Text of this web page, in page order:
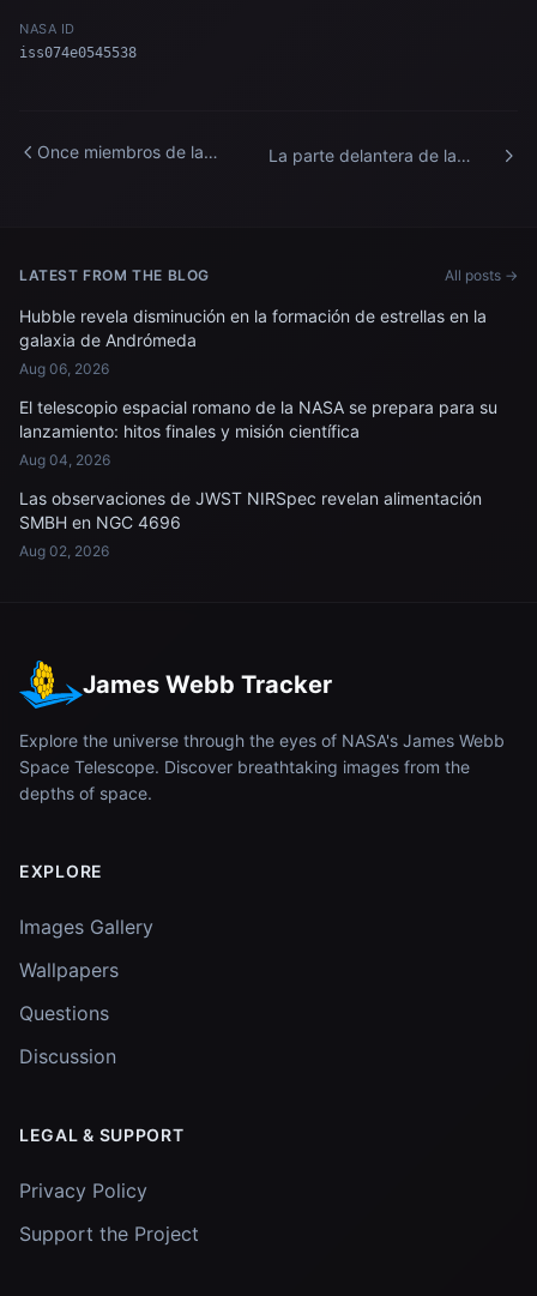
NASA ID
iss074e0545538
Once miembros de la
La parte delantera de la
LATEST FROM THE BLOG All posts →
Hubble revela disminución en la formación de estrellas en la
galaxia de Andrómeda
Aug 06, 2026
El telescopio espacial romano de la NASA se prepara para su
lanzamiento: hitos finales y misión científica
Aug 04, 2026
Las observaciones de JWST NIRSpec revelan alimentación
SMBH en NGC 4696
Aug 02, 2026
James Webb Tracker
Explore the universe through the eyes of NASA's James Webb
Space Telescope. Discover breathtaking images from the
depths of space.
EXPLORE
Images Gallery
Wallpapers
Questions
Discussion
LEGAL & SUPPORT
Privacy Policy
Support the Project